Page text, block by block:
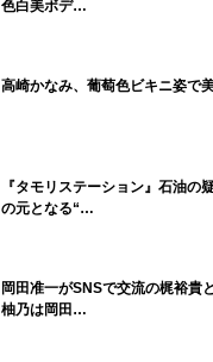
色白美ボデ…
高崎かなみ、葡萄色ビキニ姿で
『タモリステーション』石油
の元となる“…
岡田准一がSNSで交流の梶裕
柚乃は岡田…